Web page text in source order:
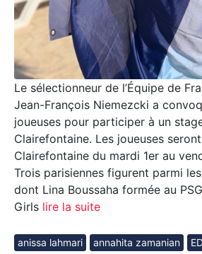
Le sélectionneur de l’Équipe de
Jean-François Niemezcki a
joueuses pour participer à un
Clairefontaine. Les joueuses
Clairefontaine du mardi 1er au
Trois parisiennes figurent parmi
dont Lina Boussaha formée au
Girls lire la suite
anissa lahmari annahita zamanian